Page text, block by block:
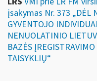
įsakymas Nr. 373 „DĖL
GYVENTOJO
NENUOLATINIO
BAZĖS
TAISYKLIŲ“